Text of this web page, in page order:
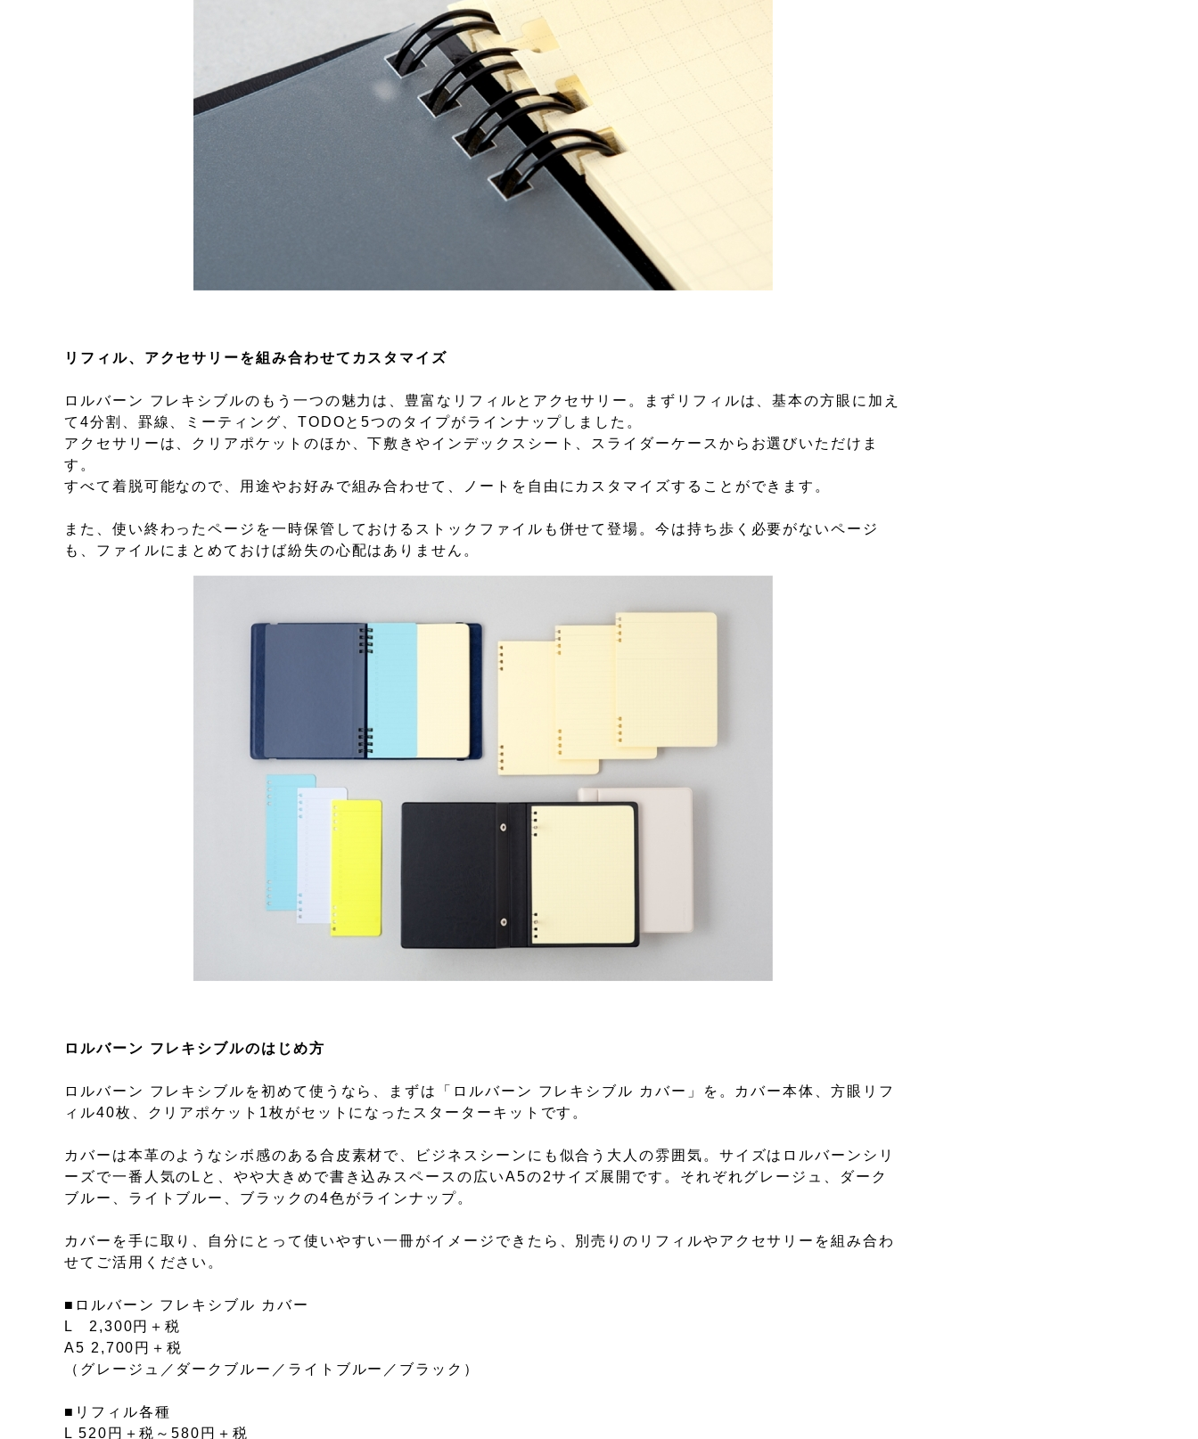
リフィル、アクセサリーを組み合わせてカスタマイズ
ロルバーン フレキシブルのもう一つの魅力は、豊富なリフィルとアクセサリー。まずリフィルは、基本の方眼に加え
て4分割、罫線、ミーティング、TODOと5つのタイプがラインナップしました。
アクセサリーは、クリアポケットのほか、下敷きやインデックスシート、スライダーケースからお選びいただけま
す。
すべて着脱可能なので、用途やお好みで組み合わせて、ノートを自由にカスタマイズすることができます。
また、使い終わったページを一時保管しておけるストックファイルも併せて登場。今は持ち歩く必要がないページ
も、ファイルにまとめておけば紛失の心配はありません。
ロルバーン フレキシブルのはじめ方
ロルバーン フレキシブルを初めて使うなら、まずは「ロルバーン フレキシブル カバー」を。カバー本体、方眼リフ
ィル40枚、クリアポケット1枚がセットになったスターターキットです。
カバーは本革のようなシボ感のある合皮素材で、ビジネスシーンにも似合う大人の雰囲気。サイズはロルバーンシリ
ーズで一番人気のLと、やや大きめで書き込みスペースの広いA5の2サイズ展開です。それぞれグレージュ、ダーク
ブルー、ライトブルー、ブラックの4色がラインナップ。
カバーを手に取り、自分にとって使いやすい一冊がイメージできたら、別売りのリフィルやアクセサリーを組み合わ
せてご活用ください。
■ロルバーン フレキシブル カバー
L 2,300円＋税
A5 2,700円＋税
（グレージュ／ダークブルー／ライトブルー／ブラック）
■リフィル各種
L 520円＋税～580円＋税